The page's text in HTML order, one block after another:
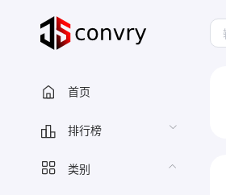
首页
排行榜
类别